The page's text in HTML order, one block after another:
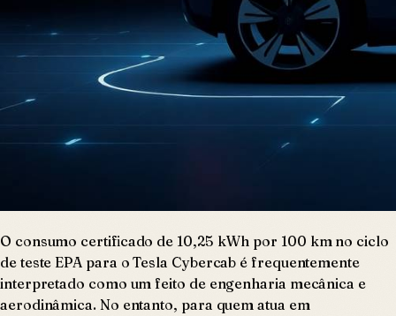
O consumo certificado de 10,25 kWh por 100 km no ciclo
de teste EPA para o Tesla Cybercab é frequentemente
interpretado como um feito de engenharia mecânica e
aerodinâmica. No entanto, para quem atua em